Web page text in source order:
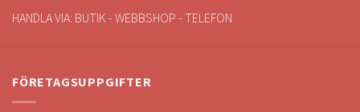
HANDLA VIA: BUTIK - WEBBSHOP - TELEFON
FÖRETAGSUPPGIFTER